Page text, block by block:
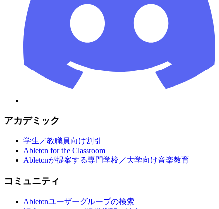
アカデミック
学生／教職員向け割引
Ableton for the Classroom
Abletonが提案する専門学校／大学向け音楽教育
コミュニティ
Abletonユーザーグループの検索